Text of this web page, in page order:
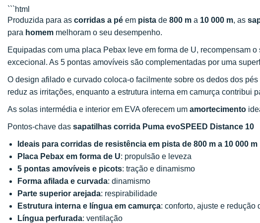
```html
Produzida para as corridas a pé em pista de 800 m a 10 000 m, as
para homem melhoram o seu desempenho.
Equipadas com uma placa Pebax leve em forma de U, recompensam
excecional. As 5 pontas amovíveis são complementadas por uma
O design afilado e curvado coloca-o facilmente sobre os dedos dos pés
reduz as irritações, enquanto a estrutura interna em camurça contribui
As solas intermédia e interior em EVA oferecem um amortecimento
Pontos-chave das sapatilhas corrida Puma evoSPEED Distance 10
Ideais para corridas de resistência em pista de 800 m a 10 000 m
Placa Pebax em forma de U: propulsão e leveza
5 pontas amovíveis e picots: tração e dinamismo
Forma afilada e curvada: dinamismo
Parte superior arejada: respirabilidade
Estrutura interna e língua em camurça: conforto, ajuste e redução
Língua perfurada: ventilação